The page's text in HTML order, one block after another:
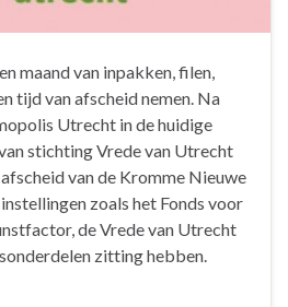
maand van inpakken, filen,
tijd van afscheid nemen. Na
Utrecht in de huidige
stichting Vrede van Utrecht
van de Kromme Nieuwe
zoals het Fonds voor
de Vrede van Utrecht
zitting hebben.